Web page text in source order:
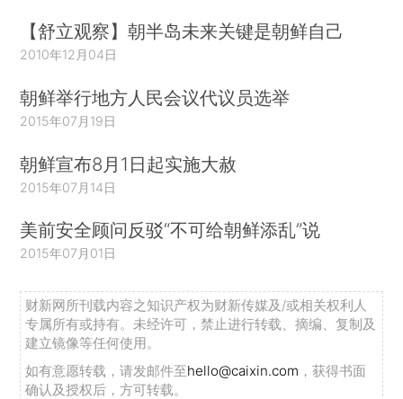
【舒立观察】朝半岛未来关键是朝鲜自己
2010年12月04日
朝鲜举行地方人民会议代议员选举
2015年07月19日
朝鲜宣布8月1日起实施大赦
2015年07月14日
美前安全顾问反驳“不可给朝鲜添乱”说
2015年07月01日
财新网所刊载内容之知识产权为财新传媒及/或相关权利人
专属所有或持有。未经许可，禁止进行转载、摘编、复制及
建立镜像等任何使用。
如有意愿转载，请发邮件至hello@caixin.com ，获得书面
确认及授权后，方可转载。